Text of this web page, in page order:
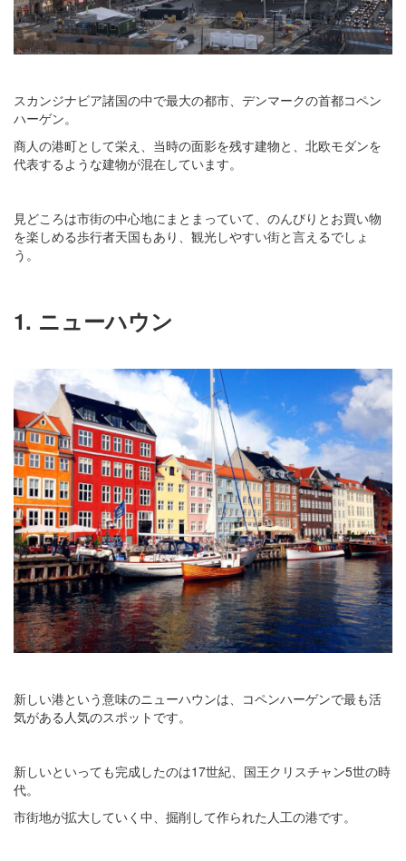
スカンジナビア諸国の中で最大の都市、デンマークの首都コペン
ハーゲン。
商人の港町として栄え、当時の面影を残す建物と、北欧モダンを
代表するような建物が混在しています。
見どころは市街の中心地にまとまっていて、のんびりとお買い物
を楽しめる歩行者天国もあり、観光しやすい街と言えるでしょ
う。
1. ニューハウン
新しい港という意味のニューハウンは、コペンハーゲンで最も活
気がある人気のスポットです。
新しいといっても完成したのは17世紀、国王クリスチャン5世の時
代。
市街地が拡大していく中、掘削して作られた人工の港です。